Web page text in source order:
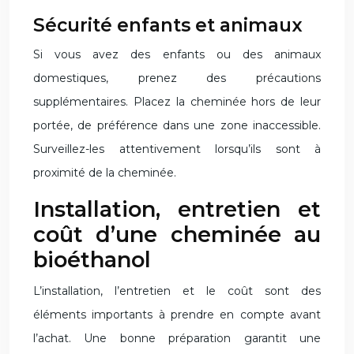
Sécurité enfants et animaux
Si vous avez des enfants ou des animaux
domestiques, prenez des précautions
supplémentaires. Placez la cheminée hors de leur
portée, de préférence dans une zone inaccessible.
Surveillez-les attentivement lorsqu’ils sont à
proximité de la cheminée.
Installation, entretien et
coût d’une cheminée au
bioéthanol
L’installation, l’entretien et le coût sont des
éléments importants à prendre en compte avant
l’achat. Une bonne préparation garantit une